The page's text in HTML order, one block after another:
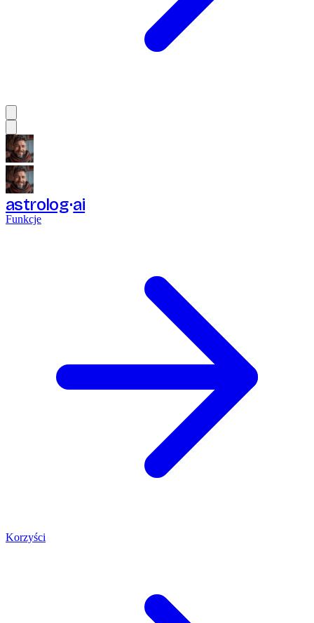
astrolog ai
Funkcje
Korzyści